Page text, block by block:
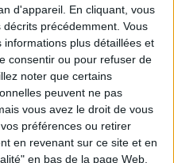
d'appareil. En cliquant, vous
précédemment. Vous
plus détaillées et
consentir ou pour refuser de
noter que certains
peuvent ne pas
vous avez le droit de vous
préférences ou retirer
en revenant sur ce site et en
en bas de la page Web.